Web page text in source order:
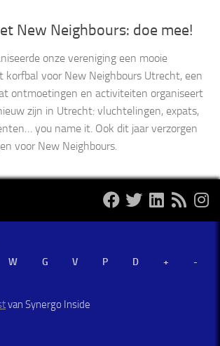
New Neighbours: doe mee!
onze vereniging een mooie
korfbal voor New Neighbours Utrecht, een
ontmoetingen en activiteiten organiseert
zijn in Utrecht: vluchtelingen, expats,
you name it. Ook dit jaar verzorgen
voor New Neighbours.
van Synergo Inside